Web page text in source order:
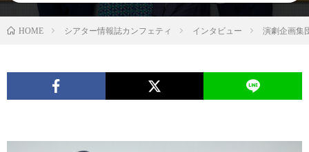
HOME シアター情報誌カンフェティ インタビュー 演劇企画集